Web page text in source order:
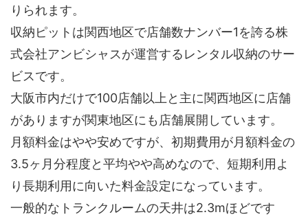
りられます。
収納ピットは関西地区で店舗数ナンバー1を誇る株
式会社アンビシャスが運営するレンタル収納のサー
ビスです。
大阪市内だけで100店舗以上と主に関西地区に店舗
がありますが関東地区にも店舗展開しています。
月額料金はやや安めですが、初期費用が月額料金の
3.5ヶ月分程度と平均やや高めなので、短期利用よ
り長期利用に向いた料金設定になっています。
一般的なトランクルームの天井は2.3mほどです